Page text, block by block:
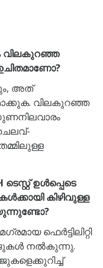
വിലകുറഞ്ഞ
അത്
വിലകുറഞ്ഞ
ടെസ്റ്റ് ഉൾപ്പെടെ
കിഴിവുള്ള
ഫെർട്ടിലിറ്റി
നൽകുന്നു.